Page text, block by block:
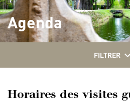
Agenda
FILTRER
Horaires des visites